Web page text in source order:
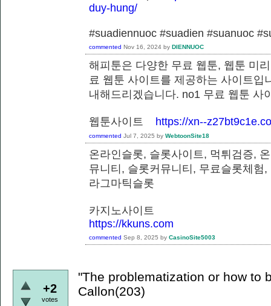
duy-hung/
#suadiennuoc #suadien #suanuoc
commented Nov 16, 2024 by DIENNUOC
해피툰은 다양한 무료 웹툰, 웹툰 미
료 웹툰 사이트를 제공하는 사이트
내해드리겠습니다. no1 무료 웹툰 사
웹툰사이트 https://xn--
commented Jul 7, 2025 by WebtoonSite18
온라인슬롯, 슬롯사이트, 먹튀검증,
뮤니티, 슬롯커뮤니티, 무료슬롯체험
라그마틱슬롯
카지노사이트
https://kkuns.com
commented Sep 8, 2025 by CasinoSite5003
+2
votes
"The problematization or how to
Callon(203)